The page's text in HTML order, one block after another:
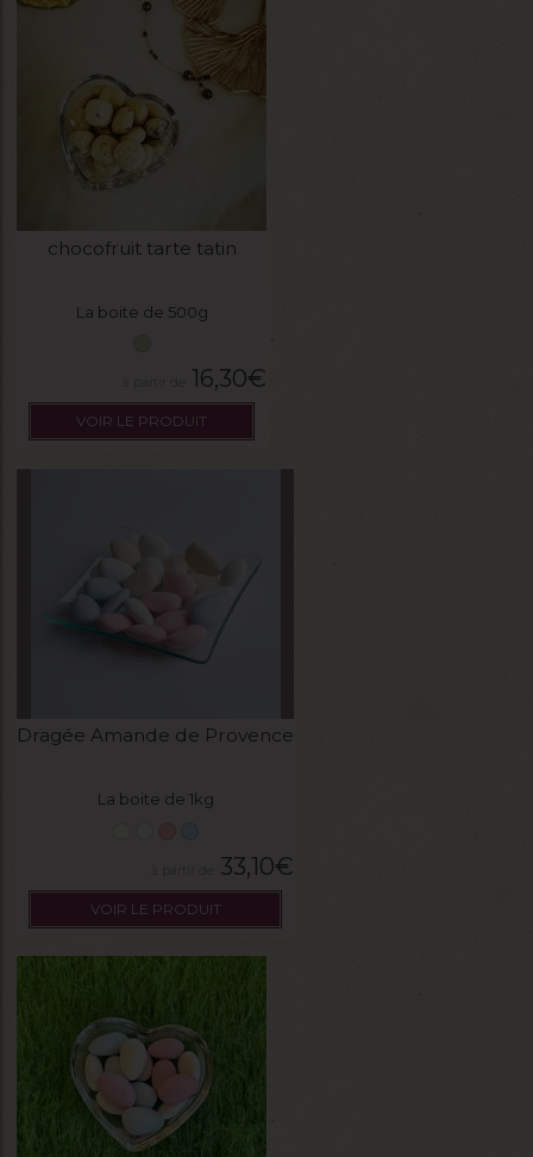
chocofruit tarte tatin
La boite de 500g
16,30€
VOIR LE PRODUIT
Dragée Amande de Provence
La boite de 1kg
33,10€
VOIR LE PRODUIT